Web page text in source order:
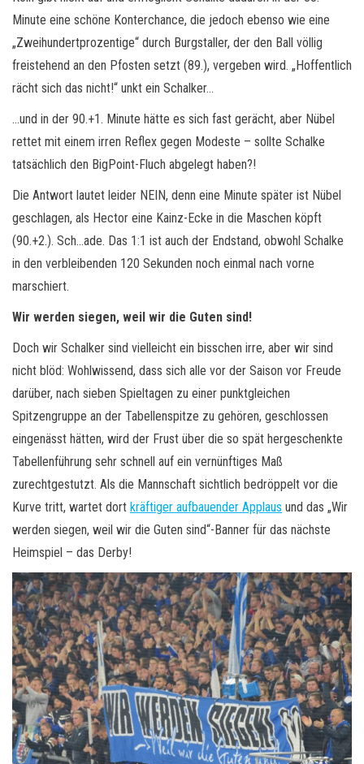
Minute eine schöne Konterchance, die jedoch ebenso wie eine
„Zweihundertprozentige“ durch Burgstaller, der den Ball völlig
freistehend an den Pfosten setzt (89.), vergeben wird. „Hoffentlich
rächt sich das nicht!“ unkt ein Schalker…
…und in der 90.+1. Minute hätte es sich fast gerächt, aber Nübel
rettet mit einem irren Reflex gegen Modeste – sollte Schalke
tatsächlich den BigPoint-Fluch abgelegt haben?!
Die Antwort lautet leider NEIN, denn eine Minute später ist Nübel
geschlagen, als Hector eine Kainz-Ecke in die Maschen köpft
(90.+2.). Sch…ade. Das 1:1 ist auch der Endstand, obwohl Schalke
in den verbleibenden 120 Sekunden noch einmal nach vorne
marschiert.
Wir werden siegen, weil wir die Guten sind!
Doch wir Schalker sind vielleicht ein bisschen irre, aber wir sind
nicht blöd: Wohlwissend, dass sich alle vor der Saison vor Freude
darüber, nach sieben Spieltagen zu einer punktgleichen
Spitzengruppe an der Tabellenspitze zu gehören, geschlossen
eingenässt hätten, wird der Frust über die so spät hergeschenkte
Tabellenführung sehr schnell auf ein vernünftiges Maß
zurechtgestutzt. Als die Mannschaft sichtlich bedröppelt vor die
Kurve tritt, wartet dort kräftiger aufbauender Applaus und das „Wir
werden siegen, weil wir die Guten sind“-Banner für das nächste
Heimspiel – das Derby!